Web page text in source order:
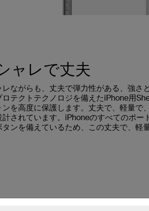
ャレで丈夫
レながらも、丈夫で弾力性がある、強
ロテクトテクノロジを備えたiPhone用
ンを高度に保護します。丈夫で、軽量
計されています。iPhoneのすべてのポ
タンを備えているため、この丈夫で、